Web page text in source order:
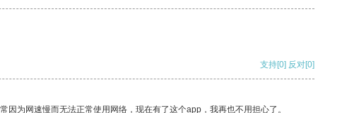
支持[0] 反对[0]
为网速慢而无法正常使用网络，现在有了这个app，我再也不用担心了。